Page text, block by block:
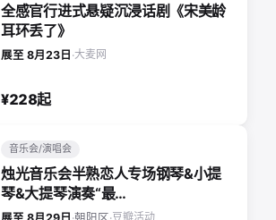
全感官行进式悬疑沉浸话剧《宋美龄
耳环丢了》
展至 8月23日 ·大麦网
¥228起
音乐会/演唱会
烛光音乐会半熟恋人专场钢琴&小提
琴&大提琴演奏“最…
豆瓣活动